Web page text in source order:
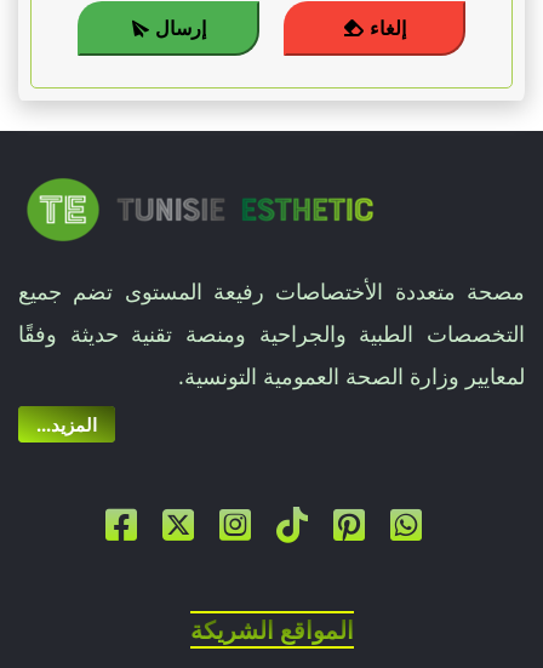
إلغاء إرسال
مصحة متعددة الأختصاصات رفيعة المستوى تضم جميع
التخصصات الطبية والجراحية ومنصة تقنية حديثة وفقًا
لمعايير وزارة الصحة العمومية التونسية.
...المزيد
المواقع الشريكة